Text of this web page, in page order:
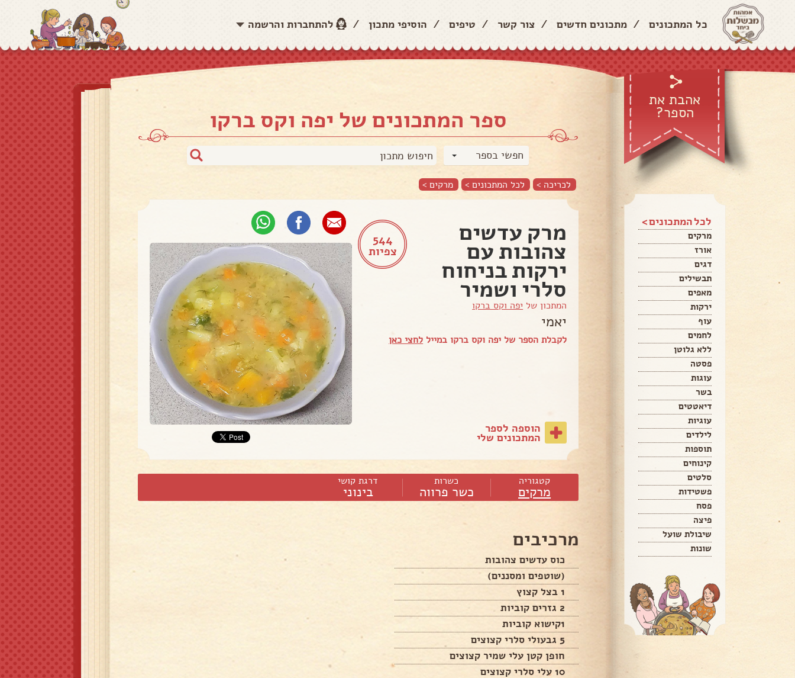
כל המתכונים / מתכונים חדשים / צור קשר / טיפים / הוסיפי מתכון / להתחברות והרשמה
אהבת את
הספר?
לכל המתכונים >
מרקים
אורז
דגים
תבשילים
מאפים
ירקות
עוף
לחמים
ללא גלוטן
פסטה
עוגות
בשר
דיאטטים
עוגיות
לילדים
תוספות
קינוחים
סלטים
פשטידות
פסח
פיצה
שיבולת שועל
שונות
ספר המתכונים של יפה וקס ברקו
חפשי בספר
לכריכה > לכל המתכונים > מרקים >
544
צפיות
מרק עדשים
צהובות עם
ירקות בניחוח
סלרי ושמיר
המתכון של יפה וקס ברקו
יאמי
לקבלת הספר של יפה וקס ברקו במייל לחצי כאן
הוספה לספר
המתכונים שלי
קטגוריה
מרקים
כשרות
כשר פרווה
דרגת קושי
בינוני
מרכיבים
כוס עדשים צהובות
(שוטפים ומסננים)
1 בצל קצוץ
2 גזרים קוביות
1קישוא קוביות
5 גבעולי סלרי קצוצים
חופן קטן עלי שמיר קצוצים
10 עלי סלרי קצוצים